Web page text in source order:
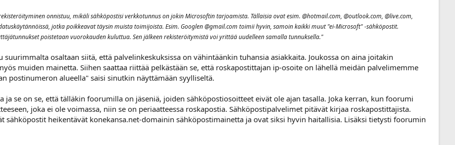
onnistuu, mikäli sähköpostisi verkkotunnus on jokin Microsoftin tarjoamista. Tällaisia ovat esim. @hotmail.com, @outlook.com, @live.com,
jotka poikkeavat täysin muista toimijoista. Esim. Googlen @gmail.com toimii hyvin, samoin kaikki muut "ei-Microsoft" -sähköpostit.
poistetaan vuorokauden kuluttua. Sen jälkeen rekisteröitymistä voi yrittää uudelleen samalla tunnuksella."
osaltaan siitä, että palvelinkeskuksissa on vähintäänkin tuhansia asiakkaita. Joukossa on aina joitakin
muiden mainetta. Siihen saattaa riittää pelkästään se, että roskapostittajan ip-osoite on lähellä meidän palvelimemme
postinumeron alueella" saisi sinutkin näyttämään syylliseltä.
ja se on se, että tälläkin foorumilla on jäseniä, joiden sähköpostiosoitteet eivät ole ajan tasalla. Joka kerran, kun foorumi
joka ei ole voimassa, niin se on periaatteessa roskapostia. Sähköpostipalvelimet pitävät kirjaa roskapostittajista.
sähköpostit heikentävät konekansa.net-domainin sähköpostimainetta ja ovat siksi hyvin haitallisia. Lisäksi tietysti foorumin